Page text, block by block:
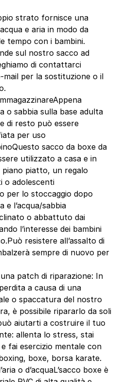
strato fornisce una
e aria in modo da
tempo con i bambini.
sul nostro sacco ad
di contattarci
mail per la sostituzione o il
o sabbia sulla base adulta
di resto può essere
per uso
sacco da boxe da
utilizzato a casa e in
piano piatto, un regalo
o adolescenti
per lo stoccaggio dopo
e l’acqua/sabbia
o abbattuto dai
l’interesse dei bambini
resistere all’assalto di
sempre di nuovo per
patch di riparazione: In
a causa di una
o spaccatura del nostro
è possibile ripararlo da soli
aiutarti a costruire il tuo
allenta lo stress, stai
fai esercizio mentale con
boxe, borsa karate.
o d’acquaL’sacco boxe è